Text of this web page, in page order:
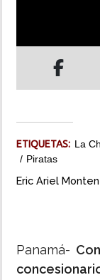
MULTIMEDIA
IMPRESO
ETIQUETAS: La
Piratas
Eric Ariel
Panamá-